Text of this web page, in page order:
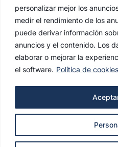
personalizar mejor los
medir el rendimiento de los
puede derivar información
anuncios y el contenido. Los
elaborar o mejorar la
el software. Política de cookies
AVISO
POLÍTICA DE
POLÍTICA